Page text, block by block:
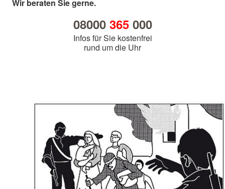
Wir beraten Sie gerne.
08000 365000
Infos für Sie kostenfrei
rund um die Uhr